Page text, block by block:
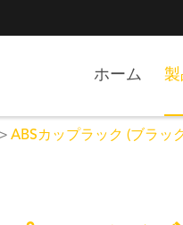
ホーム
ABSカップラック (ブラッ